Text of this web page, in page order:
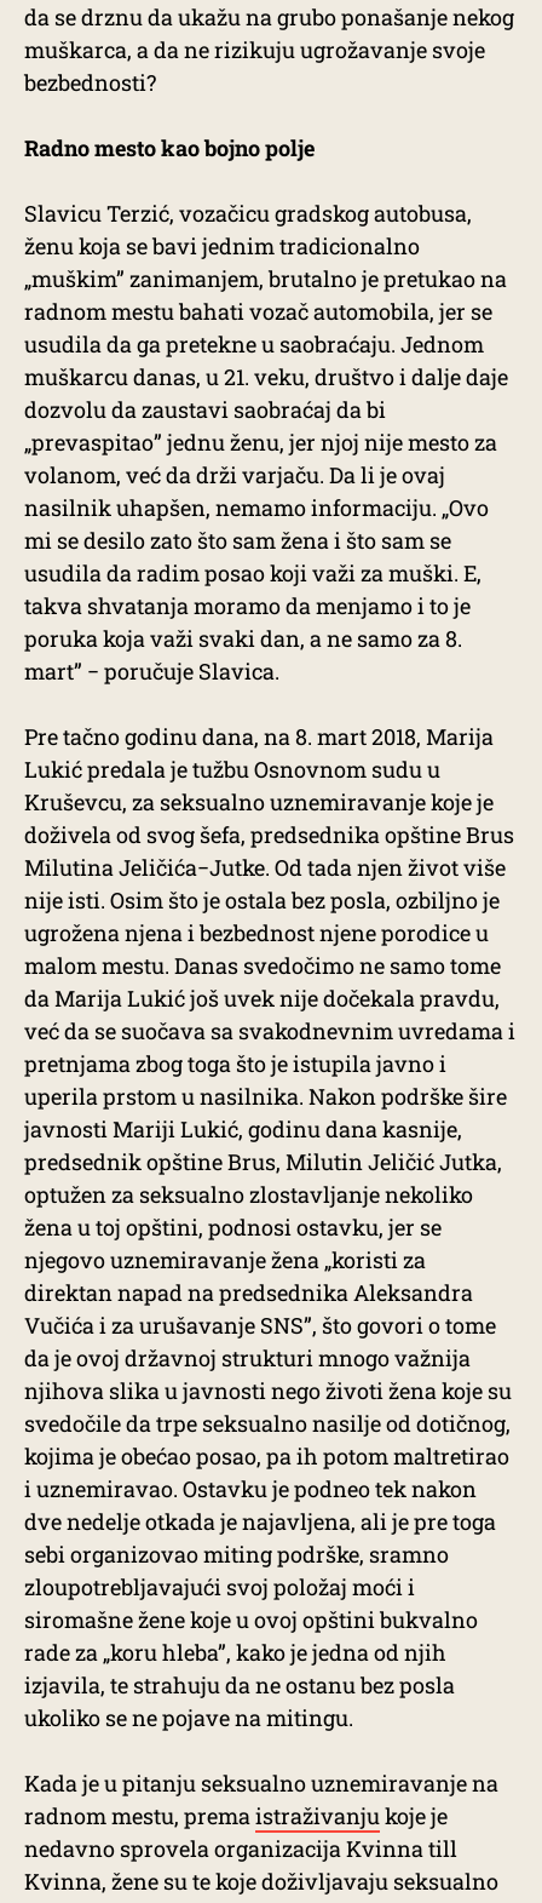
da se drznu da ukažu na grubo ponašanje nekog
muškarca, a da ne rizikuju ugrožavanje svoje
bezbednosti?
Radno mesto kao bojno polje
Slavicu Terzić, vozačicu gradskog autobusa,
ženu koja se bavi jednim tradicionalno
„muškim” zanimanjem, brutalno je pretukao na
radnom mestu bahati vozač automobila, jer se
usudila da ga pretekne u saobraćaju. Jednom
muškarcu danas, u 21. veku, društvo i dalje daje
dozvolu da zaustavi saobraćaj da bi
„prevaspitao” jednu ženu, jer njoj nije mesto za
volanom, već da drži varjaču. Da li je ovaj
nasilnik uhapšen, nemamo informaciju. „Ovo
mi se desilo zato što sam žena i što sam se
usudila da radim posao koji važi za muški. E,
takva shvatanja moramo da menjamo i to je
poruka koja važi svaki dan, a ne samo za 8.
mart” − poručuje Slavica.
Pre tačno godinu dana, na 8. mart 2018, Marija
Lukić predala je tužbu Osnovnom sudu u
Kruševcu, za seksualno uznemiravanje koje je
doživela od svog šefa, predsednika opštine Brus
Milutina Jeličića−Jutke. Od tada njen život više
nije isti. Osim što je ostala bez posla, ozbiljno je
ugrožena njena i bezbednost njene porodice u
malom mestu. Danas svedočimo ne samo tome
da Marija Lukić još uvek nije dočekala pravdu,
već da se suočava sa svakodnevnim uvredama i
pretnjama zbog toga što je istupila javno i
uperila prstom u nasilnika. Nakon podrške šire
javnosti Mariji Lukić, godinu dana kasnije,
predsednik opštine Brus, Milutin Jeličić Jutka,
optužen za seksualno zlostavljanje nekoliko
žena u toj opštini, podnosi ostavku, jer se
njegovo uznemiravanje žena „koristi za
direktan napad na predsednika Aleksandra
Vučića i za urušavanje SNS”, što govori o tome
da je ovoj državnoj strukturi mnogo važnija
njihova slika u javnosti nego životi žena koje su
svedočile da trpe seksualno nasilje od dotičnog,
kojima je obećao posao, pa ih potom maltretirao
i uznemiravao. Ostavku je podneo tek nakon
dve nedelje otkada je najavljena, ali je pre toga
sebi organizovao miting podrške, sramno
zloupotrebljavajući svoj položaj moći i
siromašne žene koje u ovoj opštini bukvalno
rade za „koru hleba”, kako je jedna od njih
izjavila, te strahuju da ne ostanu bez posla
ukoliko se ne pojave na mitingu.
Kada je u pitanju seksualno uznemiravanje na
radnom mestu, premaistraživanjukoje je
nedavno sprovela organizacija Kvinna till
Kvinna, žene su te koje doživljavaju seksualno